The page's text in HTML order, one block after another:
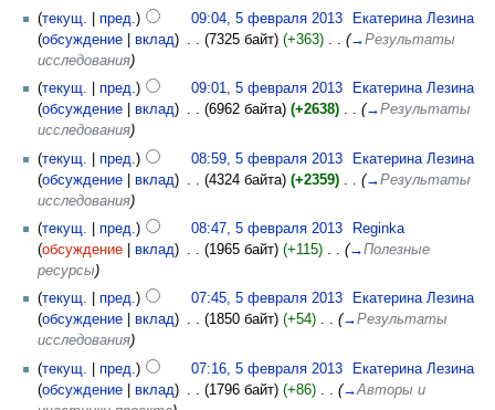
(текущ. пред.) 09:04, 5 февраля 2013
Екатерина Лезина
(обсуждение вклад) . . (7325 байт) (+363)‎ . . (→Результаты
исследования)
(текущ. пред.) 09:01, 5 февраля 2013
Екатерина Лезина
(обсуждение вклад) . . (6962 байта) (+2638)‎ . . (→Результаты
исследования)
(текущ. пред. ) 08:59, 5 февраля 2013
Екатерина Лезина
(обсуждение вклад) (4324 байта) (+2359)‎ (→Результаты
исследования)
(текущ. пред.) 08:47, 5 февраля 2013
Reginka
(обсуждение вклад) . . (1965 байт) (+115)‎ . . (→Полезные
ресурсы)
(текущ. пред.) 07:45, 5 февраля 2013
Екатерина Лезина
(обсуждение вклад) . . (1850 байт) (+54)‎ . . (→Результаты
исследования)
(текущ. пред. ) 07:16, 5 февраля 2013
Екатерина Лезина
(обсуждение вклад) (1796 байт) (+86)‎ (→Авторы и